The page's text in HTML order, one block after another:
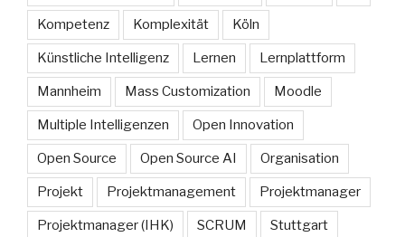
Kompetenz Komplexität Köln
Künstliche Intelligenz Lernen Lernplattform
Mannheim Mass Customization Moodle
Multiple Intelligenzen Open Innovation
Open Source Open Source AI Organisation
Projekt Projektmanagement Projektmanager
Projektmanager (IHK) SCRUM Stuttgart